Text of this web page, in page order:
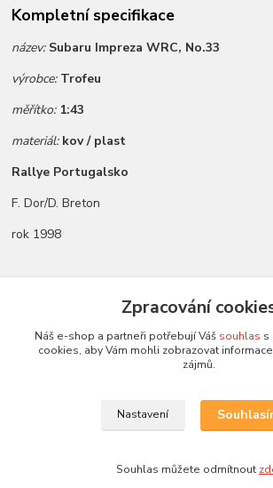
Kompletní specifikace
název: Subaru Impreza WRC, No.33
výrobce: Trofeu
měřítko: 1:43
materiál: kov / plast
Rallye Portugalsko
F. Dor/D. Breton
rok 1998
Zboží zařazeno v kategoriích
Všechny modely
Modely 1:43
Zpracování
Náš e-shop a partneři potřebují Váš souhlas s
cookies, aby Vám mohli zobrazovat
zájmů.
Nastavení
Souhlas můžete odmítnout